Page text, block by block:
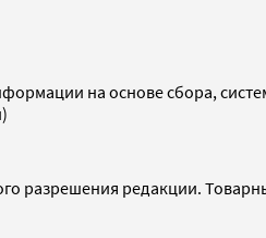
на основе сбора,
разрешения редакции.